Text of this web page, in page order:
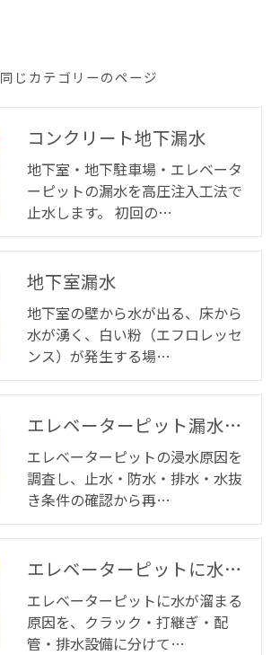
同じカテゴリーのページ
コンクリート地下漏水
地下室・地下駐車場・エレベータ
ーピットの漏水を高圧注入工法で
止水します。 初回の…
地下室漏水
地下室の壁から水が出る、床から
水が湧く、白い粉（エフロレッセ
ンス）が発生する場…
エレベーターピット漏水・止水工事
エレベーターピットの浸水原因を
調査し、止水・防水・排水・水抜
き条件の確認から再…
エレベーターピットに水が溜まる原因と施工事例・価格帯まで公開よく起きるエレベーター止水工事｜東京のLIFIX
エレベーターピットに水が溜まる
原因を、クラック・打継ぎ・配
管・排水設備に分けて…